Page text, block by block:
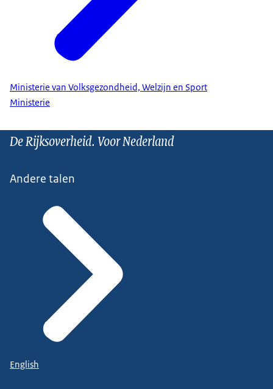
Ministerie van Volksgezondheid, Welzijn en Sport
Ministerie
De Rijksoverheid. Voor Nederland
Andere talen
English